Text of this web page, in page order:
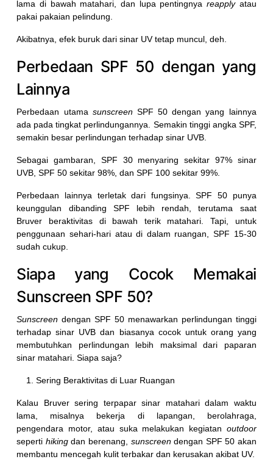
lama di bawah matahari, dan lupa pentingnya reapply atau
pakai pakaian pelindung.
Akibatnya, efek buruk dari sinar UV tetap muncul, deh.
Perbedaan SPF 50 dengan yang
Lainnya
Perbedaan utama sunscreen SPF 50 dengan yang lainnya
ada pada tingkat perlindungannya. Semakin tinggi angka SPF,
semakin besar perlindungan terhadap sinar UVB.
Sebagai gambaran, SPF 30 menyaring sekitar 97% sinar
UVB, SPF 50 sekitar 98%, dan SPF 100 sekitar 99%.
Perbedaan lainnya terletak dari fungsinya. SPF 50 punya
keunggulan dibanding SPF lebih rendah, terutama saat
Bruver beraktivitas di bawah terik matahari. Tapi, untuk
penggunaan sehari-hari atau di dalam ruangan, SPF 15-30
sudah cukup.
Siapa yang Cocok Memakai
Sunscreen SPF 50?
Sunscreendengan SPF 50 menawarkan perlindungan tinggi
terhadap sinar UVB dan biasanya cocok untuk orang yang
membutuhkan perlindungan lebih maksimal dari paparan
sinar matahari. Siapa saja?
Sering Beraktivitas di Luar Ruangan
Kalau Bruver sering terpapar sinar matahari dalam waktu
lama, misalnya bekerja di lapangan, berolahraga,
pengendara motor, atau suka melakukan kegiatan outdoor
seperti hikingdan berenang, sunscreendengan SPF 50 akan
membantu mencegah kulit terbakar dan kerusakan akibat UV.